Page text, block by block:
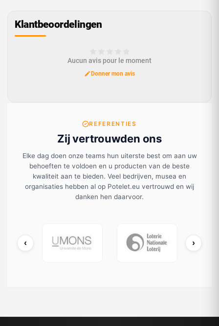
Klantbeoordelingen
Aucun avis pour le moment
Donner mon avis
REFERENTIES
Zij vertrouwden ons
Elke dag doen onze teams hun uiterste best om aan uw
behoeften te voldoen en u producten van de beste
kwaliteit aan te bieden. Veel bedrijven, musea en
organisaties hebben al op Potelet.eu vertrouwd en wij
danken hen daarvoor.
‹ UMONS Loterie Nationale ›